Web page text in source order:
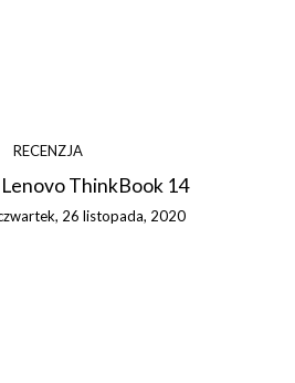
RECENZJA
Lenovo ThinkBook 14
26 listopada, 2020